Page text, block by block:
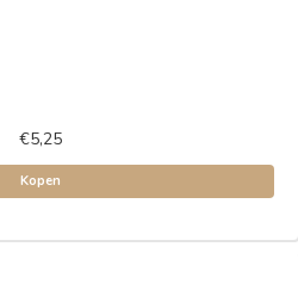
€5,25
Kopen